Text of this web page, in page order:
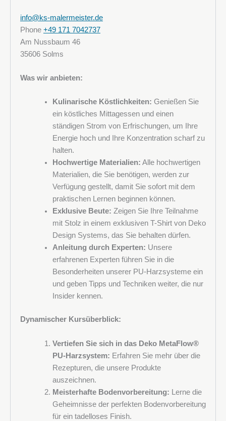
Adresse
Unternehmen
Melden Sie sich für den Newsletter von Deko Design
Systems an und erfahren Sie als Erster von Angeboten,
neuen Produkten und Veranstaltungen.
info@ks-malermeister.de
Phone +49 171 7042737
Am Nussbaum 46
35606 Solms
Was wir anbieten:
Kulinarische Köstlichkeiten: Genießen Sie
ein köstliches Mittagessen und einen
ständigen Strom von Erfrischungen, um Ihre
Energie hoch und Ihre Konzentration scharf zu
halten.
Hochwertige Materialien: Alle hochwertigen
Materialien, die Sie benötigen, werden zur
Verfügung gestellt, damit Sie sofort mit dem
praktischen Lernen beginnen können.
Exklusive Beute: Zeigen Sie Ihre Teilnahme
mit Stolz in einem exklusiven T-Shirt von Deko
Design Systems, das Sie behalten dürfen.
Anleitung durch Experten: Unsere
erfahrenen Experten führen Sie in die
Besonderheiten unserer PU-Harzsysteme ein
und geben Tipps und Techniken weiter, die nur
Insider kennen.
Dynamischer Kursüberblick:
Vertiefen Sie sich in das Deko MetaFlow®
PU-Harzsystem: Erfahren Sie mehr über die
Rezepturen, die unsere Produkte
auszeichnen.
Meisterhafte Bodenvorbereitung: Lerne die
Geheimnisse der perfekten Bodenvorbereitung
für ein tadelloses Finish.